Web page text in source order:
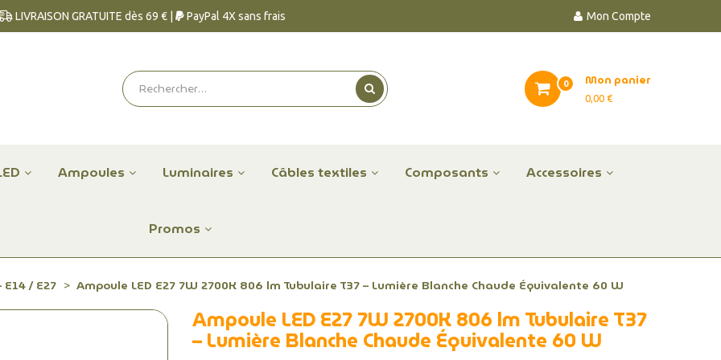
Mon Compte
LIVRAISON GRATUITE dès 69 € | PayPal 4X sans frais
Mon panier
0,00 €
0
Ampoules Luminaires Câbles textiles Composants Accessoires
Promos
/ E27 Ampoule LED E27 7W 2700K 806 lm Tubulaire T37 – Lumière Blanche Chaude Équivalente 60 W
Ampoule LED E27 7W 2700K 806 lm Tubulaire T37
– Lumière Blanche Chaude Équivalente 60 W